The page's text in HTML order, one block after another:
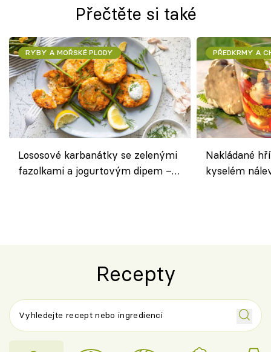
Přečtěte si také
RYBY A MOŘSKÉ PLODY
Lososové karbanátky se zelenými
fazolkami a jogurtovým dipem –
PŘEDKRMY A
Nakládané
kyselém
Recepty